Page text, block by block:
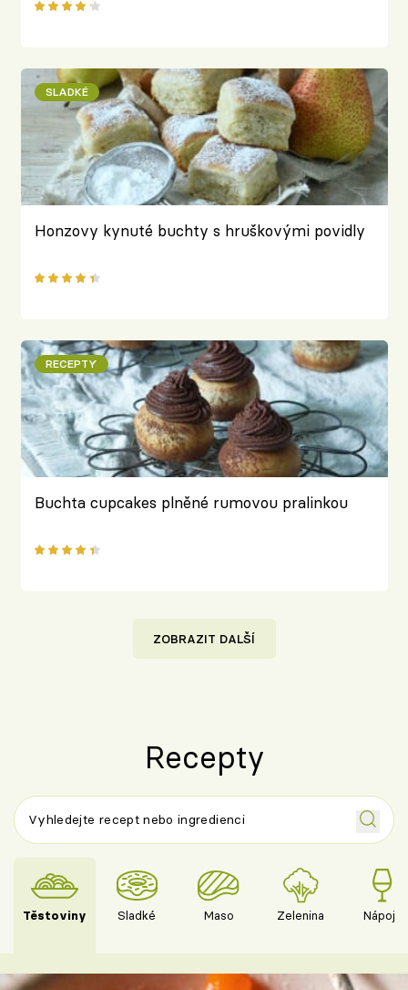
SLADKÉ
Honzovy kynuté buchty s hruškovými povidly
RECEPTY
Buchta cupcakes plněné rumovou pralinkou
ZOBRAZIT DALŠÍ
Recepty
Těstoviny Sladké Maso Zelenina Nápoje